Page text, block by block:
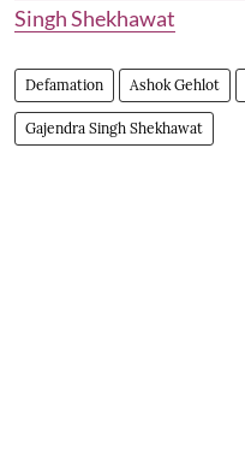
Singh Shekhawat
Defamation Ashok Gehlot
Gajendra Singh Shekhawat